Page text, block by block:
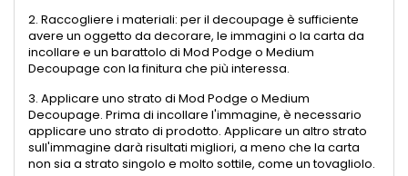
2. Raccogliere i materiali: per il decoupage è sufficiente
avere un oggetto da decorare, le immagini o la carta da
incollare e un barattolo di Mod Podge o Medium
Decoupage con la finitura che più interessa.
3. Applicare uno strato di Mod Podge o Medium
Decoupage. Prima di incollare l'immagine, è necessario
applicare uno strato di prodotto. Applicare un altro strato
sull'immagine darà risultati migliori, a meno che la carta
non sia a strato singolo e molto sottile, come un tovagliolo.